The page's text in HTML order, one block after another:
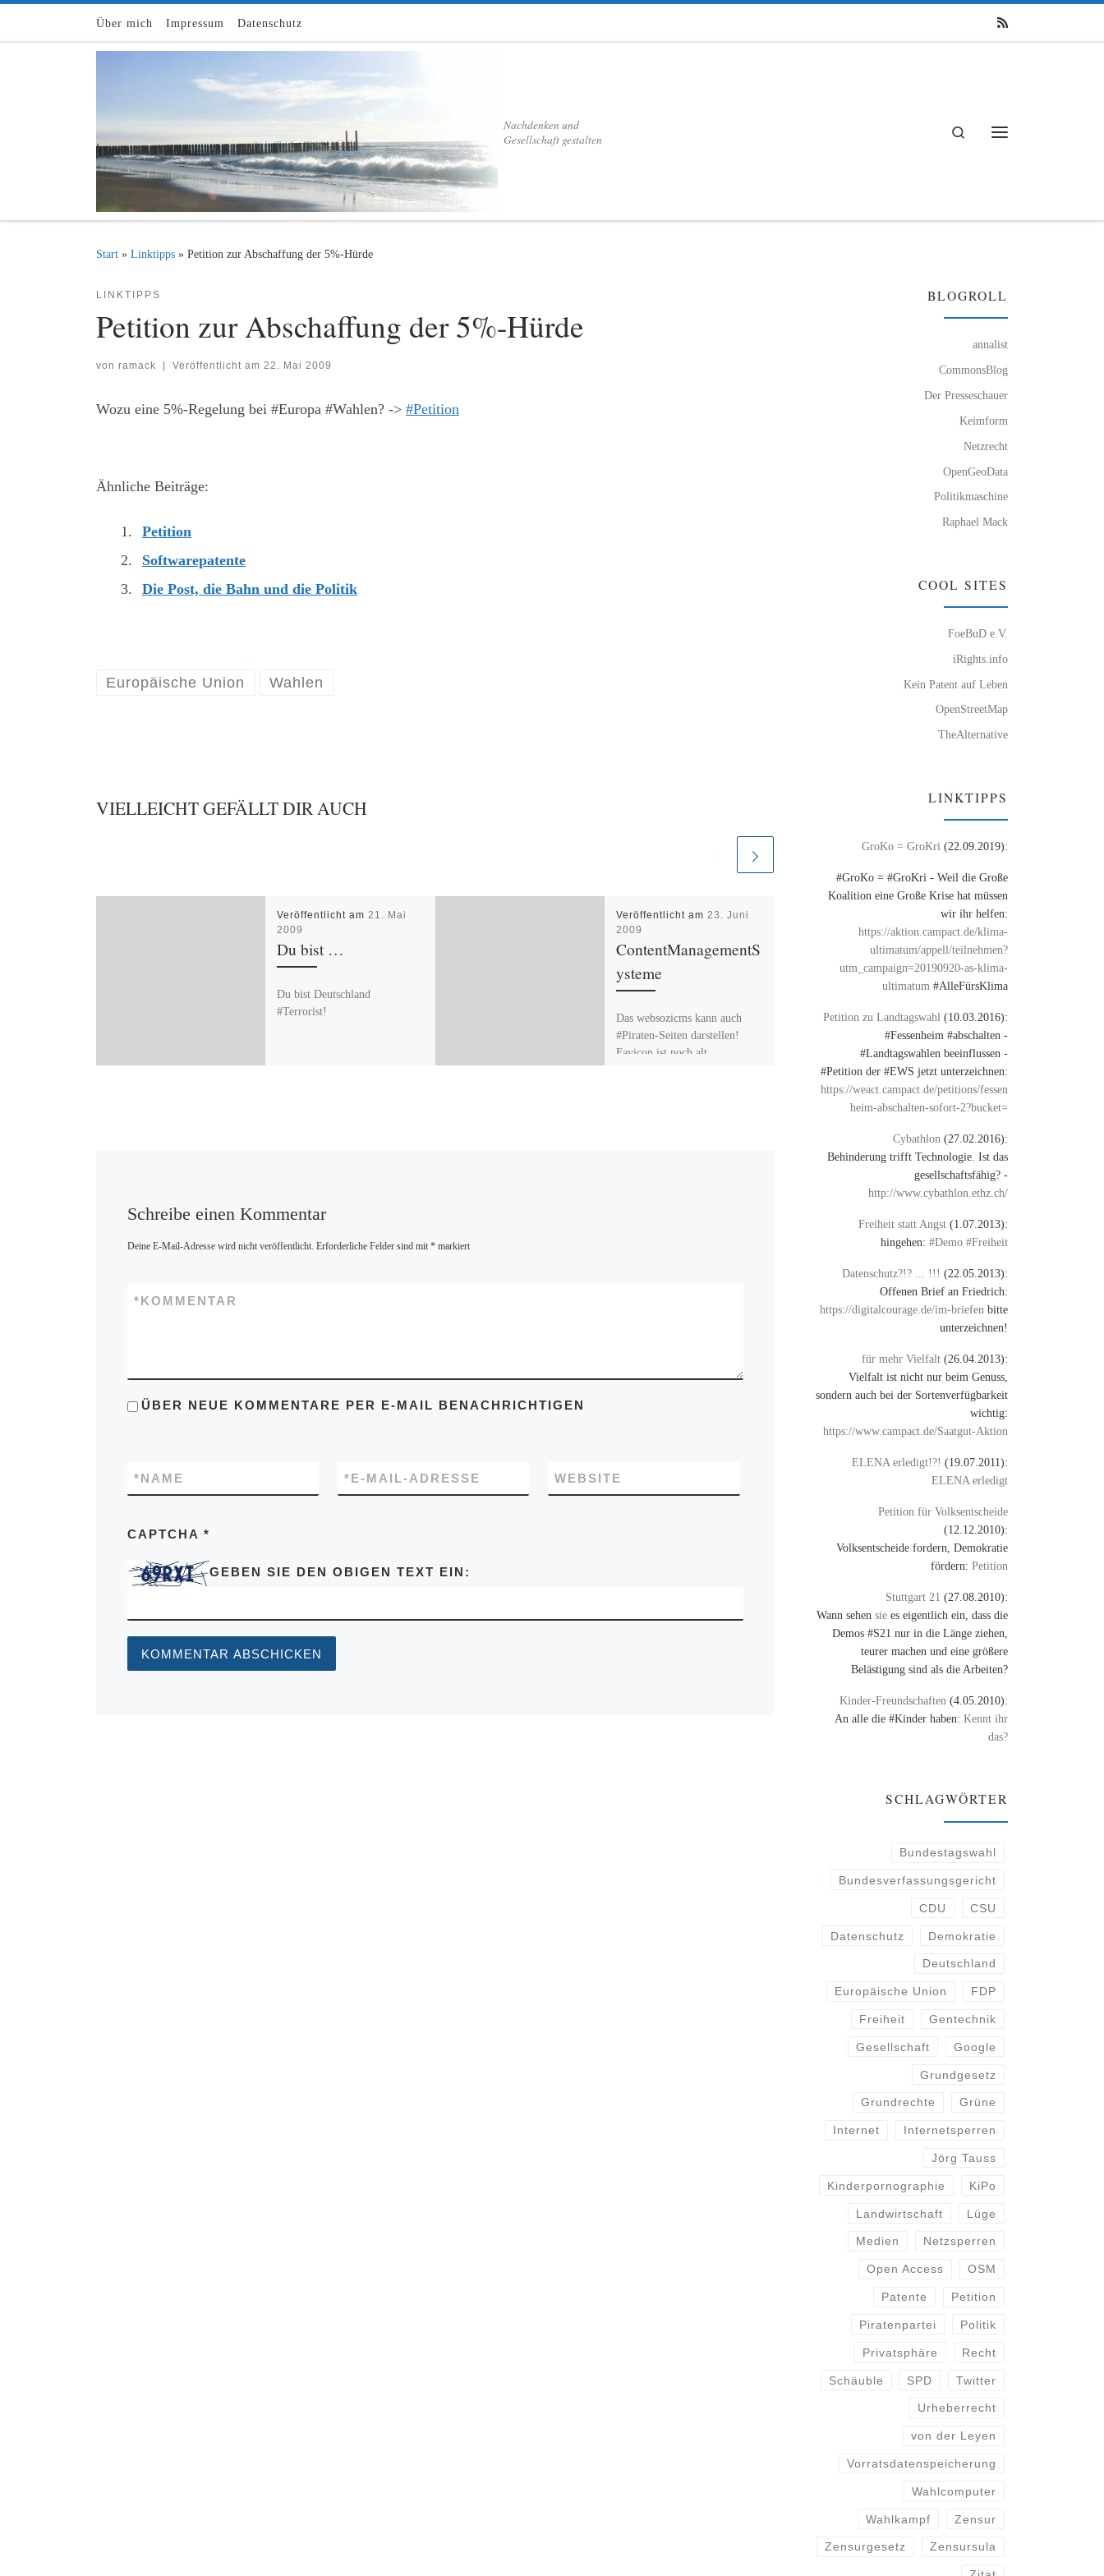
Zum Inhalt springen
Über mich Impressum Datenschutz
Nachdenken und
Gesellschaft gestalten
Search
Start » Linktipps » Petition zur Abschaffung der 5%-Hürde
LINKTIPPS
Petition zur Abschaffung der 5%-Hürde
von ramack | Veröffentlicht am 22. Mai 2009
Wozu eine 5%-Regelung bei #Europa #Wahlen? -> #Petition
Ähnliche Beiträge:
Petition
Softwarepatente
Die Post, die Bahn und die Politik
Europäische Union Wahlen
VIELLEICHT GEFÄLLT DIR AUCH
Veröffentlicht am21. Mai
2009
Du bist …
Du bist Deutschland
#Terrorist!
Veröffentlicht am 23. Juni
2009
ContentManagementS
ysteme
Das websozicms kann auch
#Piraten-Seiten darstellen!
Favicon ist noch alt…
Veröffentlicht am
2009
Die Grünen
die Grünen sind eventuell doch
wählbar:
http://www.schestag.de/2009/0
Schreibe einen Kommentar
Deine E-Mail-Adresse wird nicht veröffentlicht. Erforderliche Felder sind mit *markiert
KOMMENTAR
*
ÜBER NEUE KOMMENTARE PER E-MAIL BENACHRICHTIGEN
NAME
* E-MAIL-ADRESSE
* WEBSITE
CAPTCHA *
GEBEN SIE DEN OBIGEN TEXT EIN:
BLOGROLL
annalist
CommonsBlog
Der Presseschauer
Keimform
Netzrecht
OpenGeoData
Politikmaschine
Raphael Mack
COOL SITES
FoeBuD e.V.
iRights.info
Kein Patent auf Leben
OpenStreetMap
TheAlternative
LINKTIPPS
GroKo = GroKri (22.09.2019):
#GroKo = #GroKri - Weil die Große
Koalition eine Große Krise hat müssen
wir ihr helfen:
https://aktion.campact.de/klima-
ultimatum/appell/teilnehmen?
utm_campaign=20190920-as-klima-
ultimatum #AlleFürsKlima
Petition zu Landtagswahl (10.03.2016):
#Fessenheim #abschalten -
#Landtagswahlen beeinflussen -
#Petition der #EWS jetzt unterzeichnen:
https://weact.campact.de/petitions/fessen
heim-abschalten-sofort-2?bucket=
Cybathlon (27.02.2016):
Behinderung trifft Technologie. Ist das
gesellschaftsfähig? -
http://www.cybathlon.ethz.ch/
Freiheit statt Angst (1.07.2013):
hingehen: #Demo #Freiheit
Datenschutz?!? ... !!! (22.05.2013):
Offenen Brief an Friedrich:
https://digitalcourage.de/im-briefen bitte
unterzeichnen!
für mehr Vielfalt (26.04.2013):
Vielfalt ist nicht nur beim Genuss,
sondern auch bei der Sortenverfügbarkeit
wichtig:
https://www.campact.de/Saatgut-Aktion
ELENA erledigt!?! (19.07.2011):
ELENA erledigt
Petition für Volksentscheide
(12.12.2010):
Volksentscheide fordern, Demokratie
fördern: Petition
Stuttgart 21 (27.08.2010):
Wann sehen sie es eigentlich ein, dass die
Demos #S21 nur in die Länge ziehen,
teurer machen und eine größere
Belästigung sind als die Arbeiten?
Kinder-Freundschaften (4.05.2010):
An alle die #Kinder haben: Kennt ihr
das?
SCHLAGWÖRTER
Bundestagswahl
Bundesverfassungsgericht
CDU CSU
Datenschutz Demokratie
Deutschland
Europäische Union FDP
Freiheit Gentechnik
Gesellschaft Google
Grundgesetz
Grundrechte Grüne
Internet Internetsperren
Jörg Tauss
Kinderpornographie KiPo
Landwirtschaft Lüge
Medien Netzsperren
Open Access OSM
Patente Petition
Piratenpartei Politik
Privatsphäre Recht
Schäuble SPD Twitter
Urheberrecht
von der Leyen
Vorratsdatenspeicherung
Wahlcomputer
Wahlkampf Zensur
Zensurgesetz Zensursula